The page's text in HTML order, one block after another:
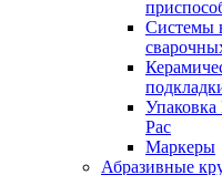
Системы
Упаковка
Pac
Маркеры
Абразивные